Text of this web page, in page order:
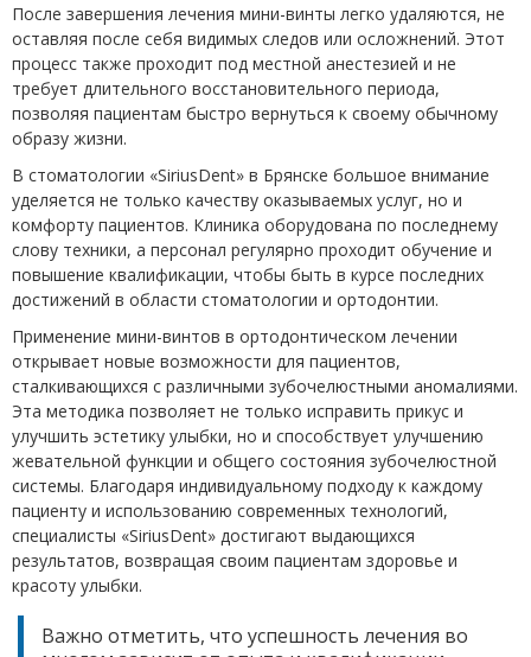
После завершения лечения мини-винты легко удаляются, не
оставляя после себя видимых следов или осложнений. Этот
процесс также проходит под местной анестезией и не
требует длительного восстановительного периода,
позволяя пациентам быстро вернуться к своему обычному
образу жизни.
В стоматологии «SiriusDent» в Брянске большое внимание
уделяется не только качеству оказываемых услуг, но и
комфорту пациентов. Клиника оборудована по последнему
слову техники, а персонал регулярно проходит обучение и
повышение квалификации, чтобы быть в курсе последних
достижений в области стоматологии и ортодонтии.
Применение мини-винтов в ортодонтическом лечении
открывает новые возможности для пациентов,
сталкивающихся с различными зубочелюстными аномалиями.
Эта методика позволяет не только исправить прикус и
улучшить эстетику улыбки, но и способствует улучшению
жевательной функции и общего состояния зубочелюстной
системы. Благодаря индивидуальному подходу к каждому
пациенту и использованию современных технологий,
специалисты «SiriusDent» достигают выдающихся
результатов, возвращая своим пациентам здоровье и
красоту улыбки.
Важно отметить, что успешность лечения во